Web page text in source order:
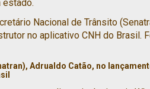
Adrualdo Catão, no